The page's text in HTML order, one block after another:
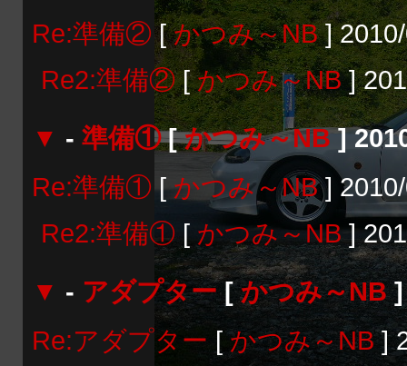
Re:準備②[かつみ～NB]
Re2:準備②[かつみ～NB]
▼ - 準備①[かつみ～NB]
Re:準備①[かつみ～NB]
Re2:準備① [ かつみ～NB]
▼ - アダプター[かつみ～NB]
Re:アダプター [かつみ～NB]